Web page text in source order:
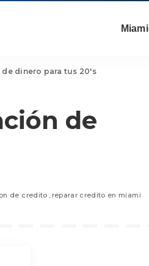
Miami
dinero para tus 20's
de
de credito reparar credito en miami